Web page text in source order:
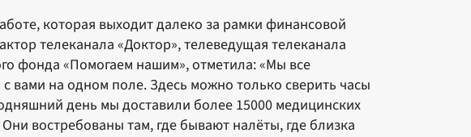
которая выходит далеко за рамки финансовой
телеканала «Доктор», телеведущая телеканала
фонда «Помогаем нашим», отметила: «Мы все
на одном поле. Здесь можно только сверить часы
день мы доставили более 15000 медицинских
востребованы там, где бывают налёты, где близка